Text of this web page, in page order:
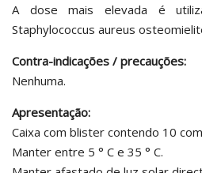
A dose mais elevada é
Staphylococcus aureus
Contra-indicações / precauções:
Nenhuma.
Apresentação:
Caixa com blister contendo 10
Manter entre 5 ° C e 35 ° C.